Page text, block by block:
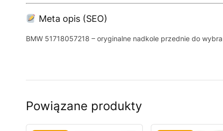
Meta opis (SEO)
BMW 51718057218 – oryginalne nadkole przednie do
Powiązane produkty